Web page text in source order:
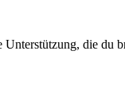
die du